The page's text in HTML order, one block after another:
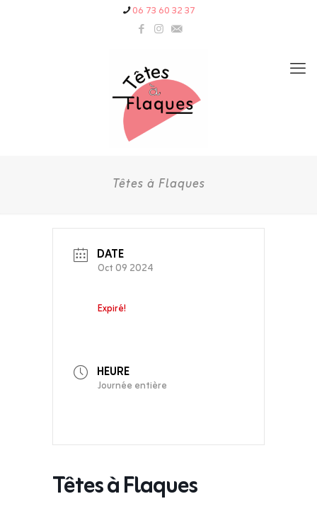
06 73 60 32 37
Têtes à Flaques
DATE
Oct 09 2024
Expiré!
HEURE
Journée entière
Têtes à Flaques